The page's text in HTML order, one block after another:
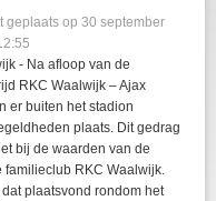
geplaats op 30 september
- Na afloop van de
RKC Waalwijk – Ajax
er buiten het stadion
plaats. Dit gedrag
bij de waarden van de
familieclub RKC Waalwijk.
plaatsvond rondom het